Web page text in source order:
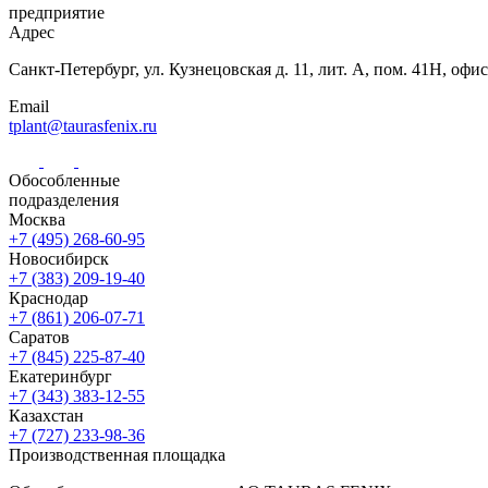
предприятие
Адрес
Санкт-Петербург, ул. Кузнецовская д. 11, лит. А, пом. 41Н,
Email
tplant@taurasfenix.ru
Обособленные
подразделения
Москва
+7 (495) 268-60-95
Новосибирск
+7 (383) 209-19-40
Краснодар
+7 (861) 206-07-71
Саратов
+7 (845) 225-87-40
Екатеринбург
+7 (343) 383-12-55
Казахстан
+7 (727) 233-98-36
Производственная площадка